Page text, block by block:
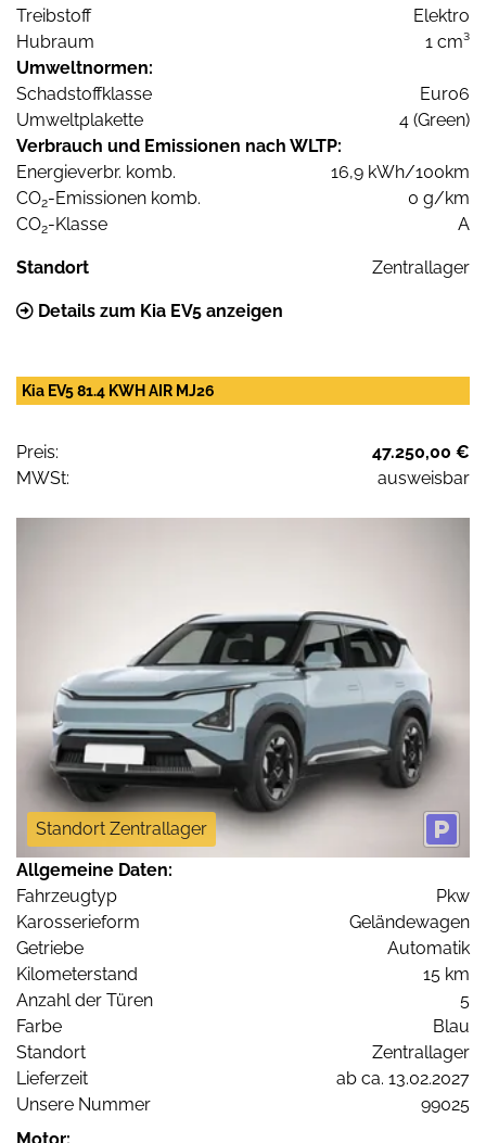
Treibstoff
Elektro
Hubraum
1 cm³
Umweltnormen:
Schadstoffklasse
Euro6
Umweltplakette
4 (Green)
Verbrauch und Emissionen nach WLTP:
Energieverbr. komb.
16,9 kWh/100km
CO2-Emissionen komb.
0 g/km
CO2-Klasse A
Standort Zentrallager
Details zum Kia EV5 anzeigen
Kia EV5 81.4 KWH AIR MJ26
Preis:
47.250,00 €
MWSt:
ausweisbar
Standort Zentrallager
Allgemeine Daten:
Fahrzeugtyp
Pkw
Karosserieform
Geländewagen
Getriebe
Automatik
Kilometerstand
15 km
Anzahl der Türen
5
Farbe
Blau
Standort
Zentrallager
Lieferzeit
ab ca. 13.02.2027
Unsere Nummer
99025